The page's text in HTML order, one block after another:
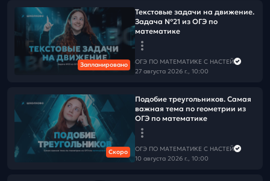
Запланировано
Текстовые задачи на движение.
Задача №21 из ОГЭ по
математике
ОГЭ ПО МАТЕМАТИКЕ С НАСТЕЙ
27 августа 2026 г., 10:00
Скоро
Подобие треугольников. Самая
важная тема по геометрии из
ОГЭ по математике
ОГЭ ПО МАТЕМАТИКЕ С НАСТЕЙ
10 августа 2026 г., 10:00